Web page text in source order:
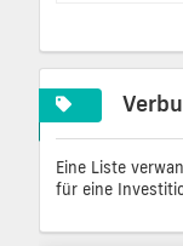
Eine Liste
für eine